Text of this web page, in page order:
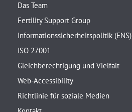
Das Team
Fertility Support Group
Informationssicherheitspolitik (ENS)
ISO 27001
Gleichberechtigung und Vielfalt
Web-Accessibility
Richtlinie für soziale Medien